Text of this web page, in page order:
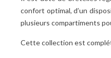
confort optimal, d’un
plusieurs compartiments
Cette collection est